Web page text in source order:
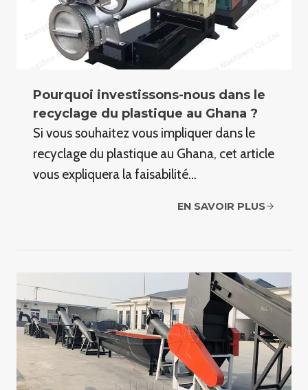
Pourquoi investissons-nous dans le
recyclage du plastique au Ghana ?
Si vous souhaitez vous impliquer dans le
recyclage du plastique au Ghana, cet article
vous expliquera la faisabilité…
EN SAVOIR PLUS